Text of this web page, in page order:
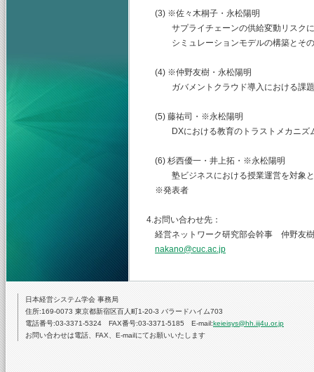
(3) ※佐々木桐子・永松陽明
サプライチェーンの供給変動リスクに
シミュレーションモデルの構築とその
(4) ※仲野友樹・永松陽明
ガバメントクラウド導入における課題
(5) 藤祐司・※永松陽明
DXにおける教育のトラストメカニズ
(6) 杉西優一・井上拓・※永松陽明
塾ビジネスにおける授業運営を対象と
※発表者
4.お問い合わせ先：
経営ネットワーク研究部会幹事 仲野友
nakano@cuc.ac.jp
日本経営システム学会 事務局
住所:169-0073 東京都新宿区百人町1-20-3 バラードハイム703
電話番号:03-3371-5324 FAX番号:03-3371-5185 E-mail:keieisys@hh.iij4u.or.jp
お問い合わせは電話、FAX、E-mailにてお願いいたします